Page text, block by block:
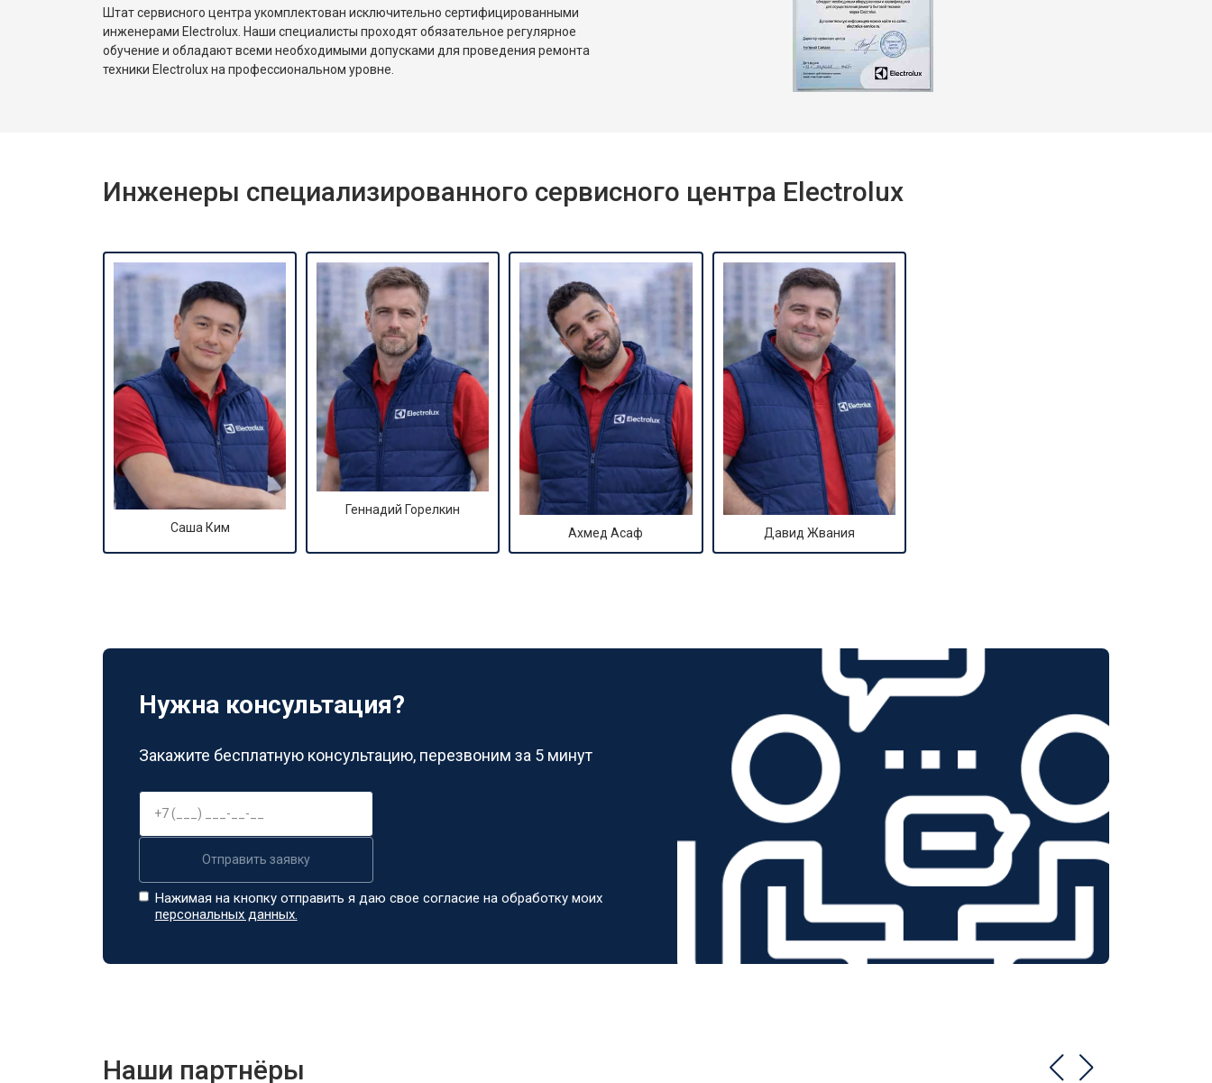
Штат сервисного центра укомплектован исключительно сертифицированными
инженерами Electrolux. Наши специалисты проходят обязательное регулярное
обучение и обладают всеми необходимыми допусками для проведения ремонта
техники Electrolux на профессиональном уровне.
Инженеры специализированного сервисного центра Electrolux
Саша Ким
Геннадий Горелкин
Ахмед Асаф
Давид Жвания
Нужна консультация?
Закажите бесплатную консультацию, перезвоним за 5 минут
Отправить заявку
Нажимая на кнопку отправить я даю свое согласие на обработку моих
персональных данных.
Наши партнёры